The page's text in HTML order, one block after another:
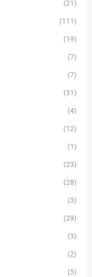
(21)
(111)
(19)
(7)
(7)
(31)
(4)
(12)
(1)
(23)
(28)
(3)
(29)
(3)
(2)
(5)